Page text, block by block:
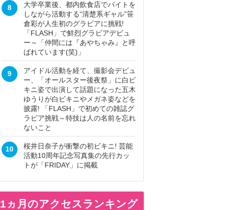
8
大学卒業後、都内飲食店でバイトを
しながら活動する“清楚系ギャル”笹
倉彩が人生初のグラビアに挑戦!
「FLASH」で鮮烈グラビアデビュ
ー～「仲間には『あやちゃみ』と呼
ばれています(笑)」
9
アイドル活動を経て、撮影会デビュ
ー、「オールスター後夜祭」に白ビ
キニ姿で出演して話題になった五木
ゆうりが白ビキニやメガネ姿などを
披露! 「FLASH」で初めての雑誌グ
ラビア挑戦～特技は人の名前を忘れ
ないこと
10
桜井日奈子が衝撃の初ビキニ! 芸能
活動10周年記念写真集の先行カッ
トが「FRIDAY」に掲載
1ヵ月のアクセスランキング